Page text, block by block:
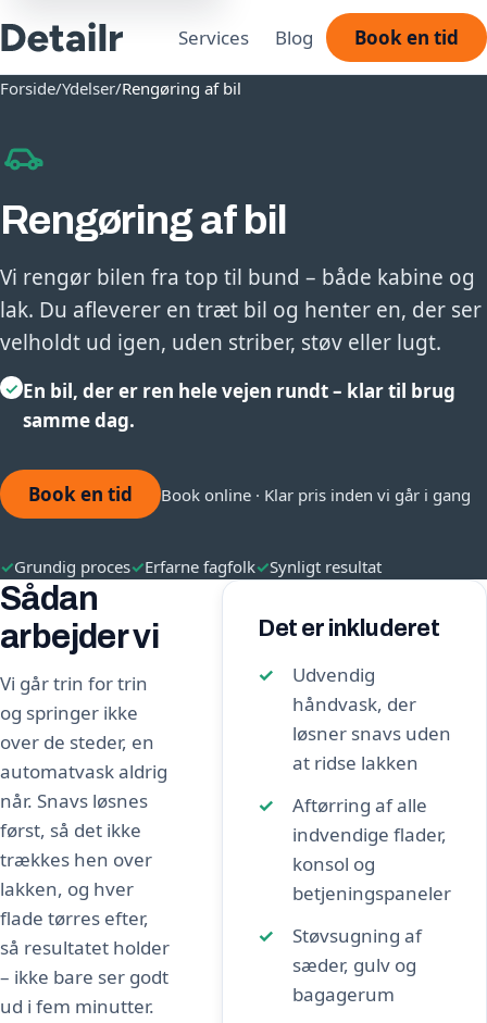
Services Blog Book en tid
Forside/Ydelser/Rengøring af bil
Rengøring af bil
Vi rengør bilen fra top til bund – både kabine og
lak. Du afleverer en træt bil og henter en, der ser
velholdt ud igen, uden striber, støv eller lugt.
✓ En bil, der er ren hele vejen rundt – klar til brug
samme dag.
Book en tid Book online · Klar pris inden vi går i gang
✓Grundig proces✓Erfarne fagfolk✓Synligt resultat
Sådan
arbejder vi
Vi går trin for trin
og springer ikke
over de steder, en
automatvask aldrig
når. Snavs løsnes
først, så det ikke
trækkes hen over
lakken, og hver
flade tørres efter,
så resultatet holder
– ikke bare ser godt
ud i fem minutter.
Det er inkluderet
Udvendig
håndvask, der
løsner snavs uden
at ridse lakken
Aftørring af alle
indvendige flader,
konsol og
betjeningspaneler
Støvsugning af
sæder, gulv og
bagagerum